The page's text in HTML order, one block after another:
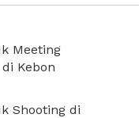
Meeting
Kebon
Shooting di